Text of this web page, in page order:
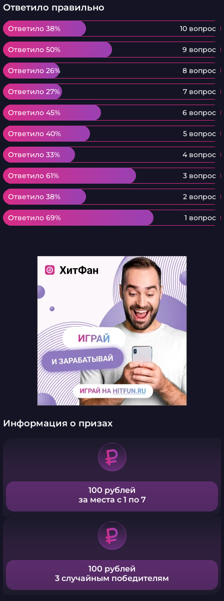
Ответило правильно
Ответило 38% 10 вопрос
Ответило 38%
Ответило 50% 9 вопрос
Ответило 50%
Ответило 26% 8 вопрос
Ответило 26%
Ответило 27% 7 вопрос
Ответило 27%
Ответило 45% 6 вопрос
Ответило 45%
Ответило 40% 5 вопрос
Ответило 40%
Ответило 33% 4 вопрос
Ответило 33%
Ответило 61% 3 вопрос
Ответило 61%
Ответило 38% 2 вопрос
Ответило 38%
Ответило 69% 1 вопрос
Ответило 69%
Информация о призах
100 рублей
за места с 1 по 7
100 рублей
3 случайным победителям